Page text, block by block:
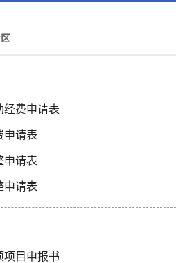
区
经费申请表
申请表
申请表
申请表
项目申报书